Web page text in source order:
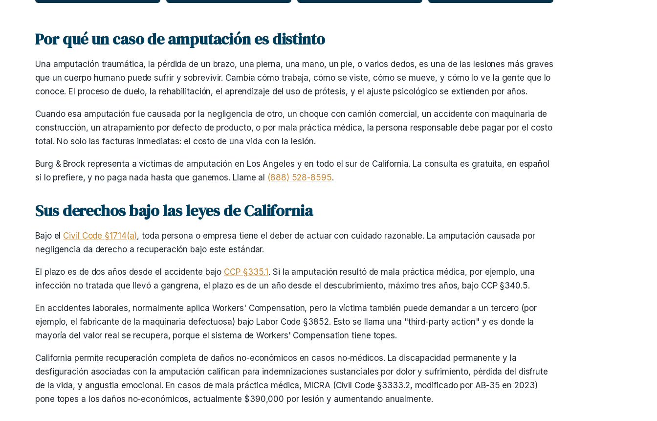
Por qué un caso de amputación es distinto
Una amputación traumática, la pérdida de un brazo, una pierna, una mano, un pie, o varios dedos, es una de las lesiones más graves
que un cuerpo humano puede sufrir y sobrevivir. Cambia cómo trabaja, cómo se viste, cómo se mueve, y cómo lo ve la gente que lo
conoce. El proceso de duelo, la rehabilitación, el aprendizaje del uso de prótesis, y el ajuste psicológico se extienden por años.
Cuando esa amputación fue causada por la negligencia de otro, un choque con camión comercial, un accidente con maquinaria de
construcción, un atrapamiento por defecto de producto, o por mala práctica médica, la persona responsable debe pagar por el costo
total. No solo las facturas inmediatas: el costo de una vida con la lesión.
Burg & Brock representa a víctimas de amputación en Los Angeles y en todo el sur de California. La consulta es gratuita, en español
si lo prefiere, y no paga nada hasta que ganemos. Llame al (888) 528-8595.
Sus derechos bajo las leyes de California
Bajo el Civil Code §1714(a), toda persona o empresa tiene el deber de actuar con cuidado razonable. La amputación causada por
negligencia da derecho a recuperación bajo este estándar.
El plazo es de dos años desde el accidente bajo CCP §335.1 . Si la amputación resultó de mala práctica médica, por ejemplo, una
infección no tratada que llevó a gangrena, el plazo es de un año desde el descubrimiento, máximo tres años, bajo CCP §340.5.
En accidentes laborales, normalmente aplica Workers' Compensation, pero la víctima también puede demandar a un tercero (por
ejemplo, el fabricante de la maquinaria defectuosa) bajo Labor Code §3852. Esto se llama una "third-party action" y es donde la
mayoría del valor real se recupera, porque el sistema de Workers' Compensation tiene topes.
California permite recuperación completa de daños no-económicos en casos no-médicos. La discapacidad permanente y la
desfiguración asociadas con la amputación califican para indemnizaciones sustanciales por dolor y sufrimiento, pérdida del disfrute
de la vida, y angustia emocional. En casos de mala práctica médica, MICRA (Civil Code §3333.2, modificado por AB-35 en 2023)
pone topes a los daños no-económicos, actualmente $390,000 por lesión y aumentando anualmente.